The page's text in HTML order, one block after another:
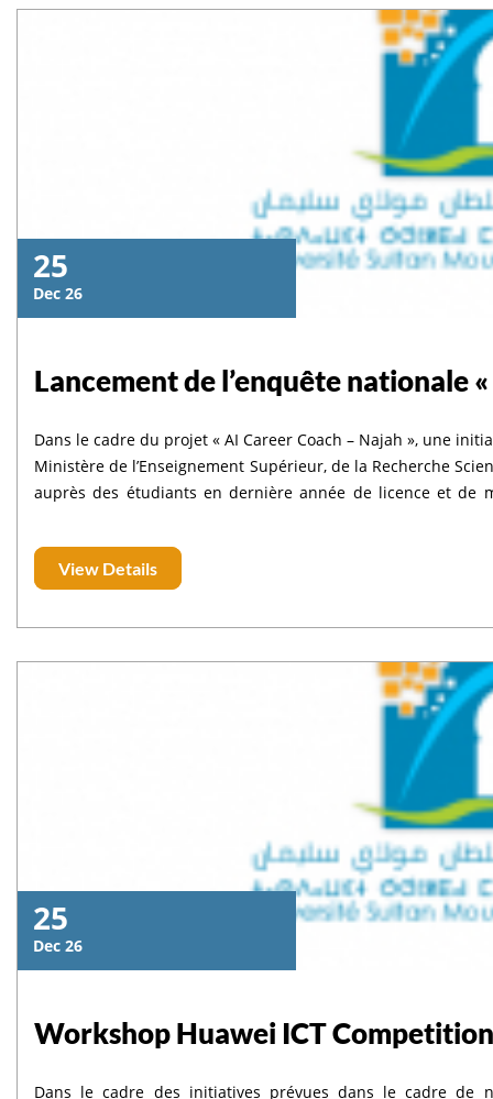
25
Dec 26
Lancement de l’enquête nationale
Dans le cadre du projet « AI Career Coach – Najah », une
Ministère de l’Enseignement Supérieur, de la Recherche
auprès des étudiants en dernière année de licence et de
marocains et conforme à la législation nationale en
résultats de cette enquête permettront de mieux
partir de janvier 2026. 🔗 Lien de l’enquête (français et
View Details
25
Dec 26
Workshop Huawei ICT
Dans le cadre des initiatives prévues dans le cadre de